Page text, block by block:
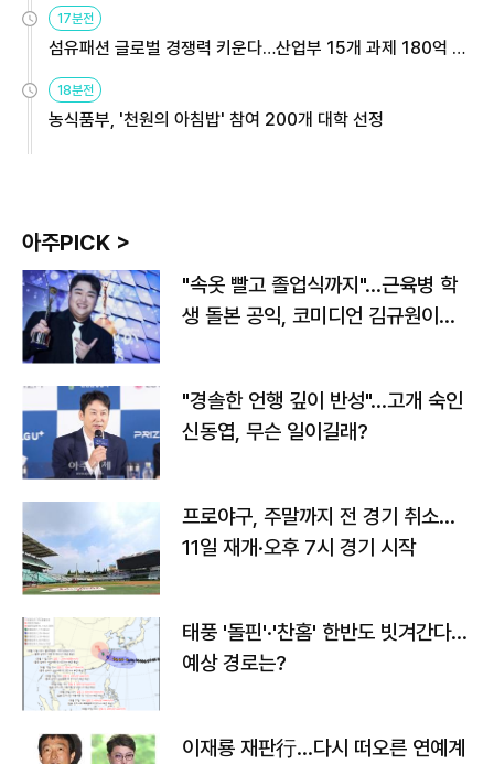
17분전
섬유패션 글로벌 경쟁력 키운다…산업부 15개 과제 180억 지
18분전
농식품부, '천원의 아침밥' 참여 200개 대학 선정
아주PICK >
"속옷 빨고 졸업식까지"…근육병 학
생 돌본 공익, 코미디언 김규원이었
"경솔한 언행 깊이 반성"…고개 숙인
신동엽, 무슨 일이길래?
프로야구, 주말까지 전 경기 취소…
11일 재개·오후 7시 경기 시작
태풍 '돌핀'·'찬홈' 한반도 빗겨간다…
예상 경로는?
이재룡 재판行…다시 떠오른 연예계